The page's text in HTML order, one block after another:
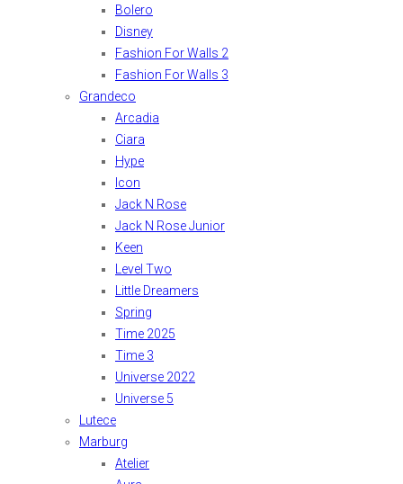
Bolero
Disney
Fashion For Walls 2
Fashion For Walls 3
Grandeco
Arcadia
Ciara
Hype
Icon
Jack N Rose
Jack N Rose Junior
Keen
Level Two
Little Dreamers
Spring
Time 2025
Time 3
Universe 2022
Universe 5
Lutece
Marburg
Atelier